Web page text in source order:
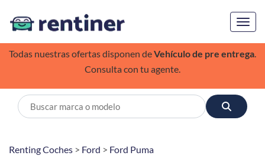
Todas nuestras ofertas disponen deVehículo de pre entrega.
Consulta con tu agente.
Renting Coches > Ford > Ford Puma